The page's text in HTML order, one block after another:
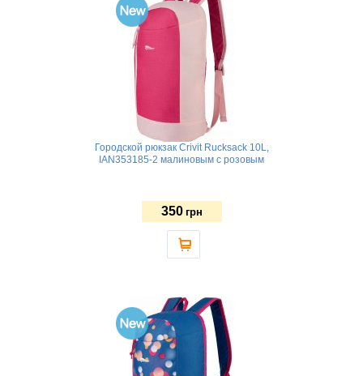
Городской рюкзак Crivit Rucksack 10L,
IAN353185-2 малиновым с розовым
350 грн